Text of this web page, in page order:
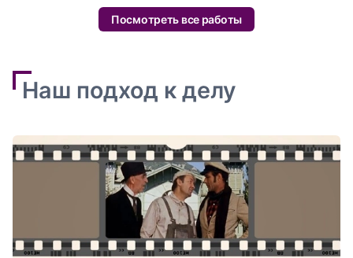
Посмотреть все работы
Наш подход к делу